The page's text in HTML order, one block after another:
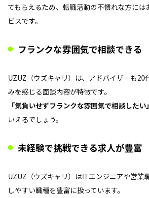
てもらえるため、転職活動の不慣れな方には
ビスです。
フランクな雰囲気で相談できる
UZUZ（ウズキャリ）は、アドバイザーも20
みを感じる面談内容が特徴です。
「気負いせずフランクな雰囲気で相談したい」
いえるでしょう。
未経験で挑戦できる求人が豊富
UZUZ（ウズキャリ）はITエンジニアや営業
しやすい職種を豊富に扱っています。